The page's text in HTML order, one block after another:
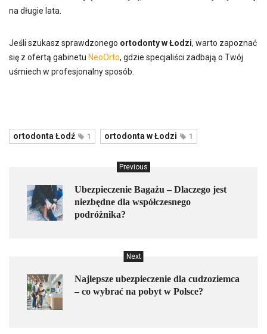
na długie lata.
Jeśli szukasz sprawdzonego ortodonty w Łodzi, warto zapoznać
się z ofertą gabinetu NeoOrto, gdzie specjaliści zadbają o Twój
uśmiech w profesjonalny sposób.
ortodonta Łodź 1 ortodonta w Łodzi 1
Previous
Ubezpieczenie Bagażu – Dlaczego jest
niezbędne dla współczesnego
podróżnika?
Next
Najlepsze ubezpieczenie dla cudzoziemca
– co wybrać na pobyt w Polsce?